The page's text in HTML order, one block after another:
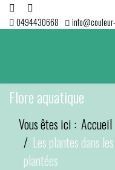
0494430668
Flore aquatique
Vous êtes ici : Accueil
Les plantes dans
plantées